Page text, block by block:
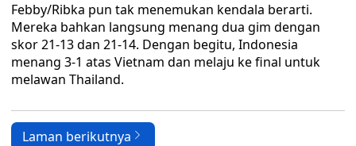
Febby/Ribka pun tak menemukan kendala berarti.
Mereka bahkan langsung menang dua gim dengan
skor 21-13 dan 21-14. Dengan begitu, Indonesia
menang 3-1 atas Vietnam dan melaju ke final untuk
melawan Thailand.
Laman berikutnya